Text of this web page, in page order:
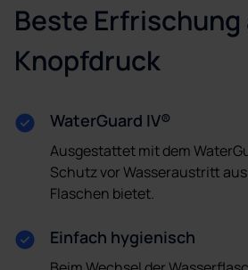
Beste Erfrischung
Knopfdruck
WaterGuard IV®
Ausgestattet mit dem
Schutz vor Wasseraustritt
Flaschen bietet.
Einfach hygienisch